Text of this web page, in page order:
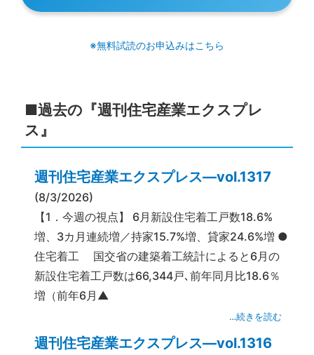
※無料試読のお申込みはこちら
■過去の『週刊住宅産業エクスプレ
ス』
週刊住宅産業エクスプレス―vol.1317
(8/3/2026)
【1．今週の視点】 6月新設住宅着工戸数18.6%
増、3カ月連続増／持家15.7%増、貸家24.6%増 ●
住宅着工 国交省の建築着工統計によると6月の
新設住宅着工戸数は66,344戸､前年同月比18.6％
増（前年6月▲
…続きを読む
週刊住宅産業エクスプレス―vol.1316